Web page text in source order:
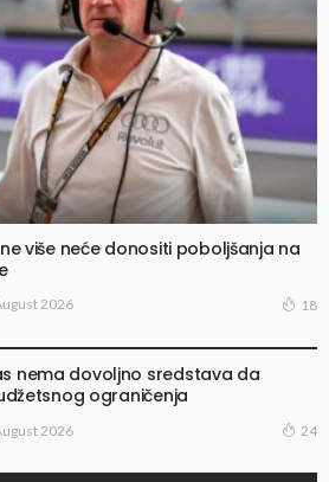
više neće donositi poboljšanja na
2026 18
nema dovoljno sredstava da
ograničenja
2026 24